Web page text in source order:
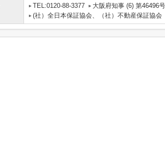
TEL:0120-88-3377
大阪府知事 (6) 第46496号
(社）全日本保証協会、（社）不動産保証協会